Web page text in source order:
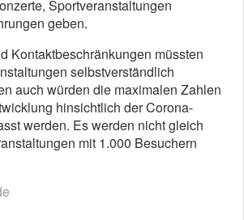
Sportveranstaltungen
geben.
Kontaktbeschränkungen müssten
selbstverständlich
auch würden die maximalen Zahlen
hinsichtlich der Corona-
werden. Es werden nicht gleich
mit 1.000 Besuchern